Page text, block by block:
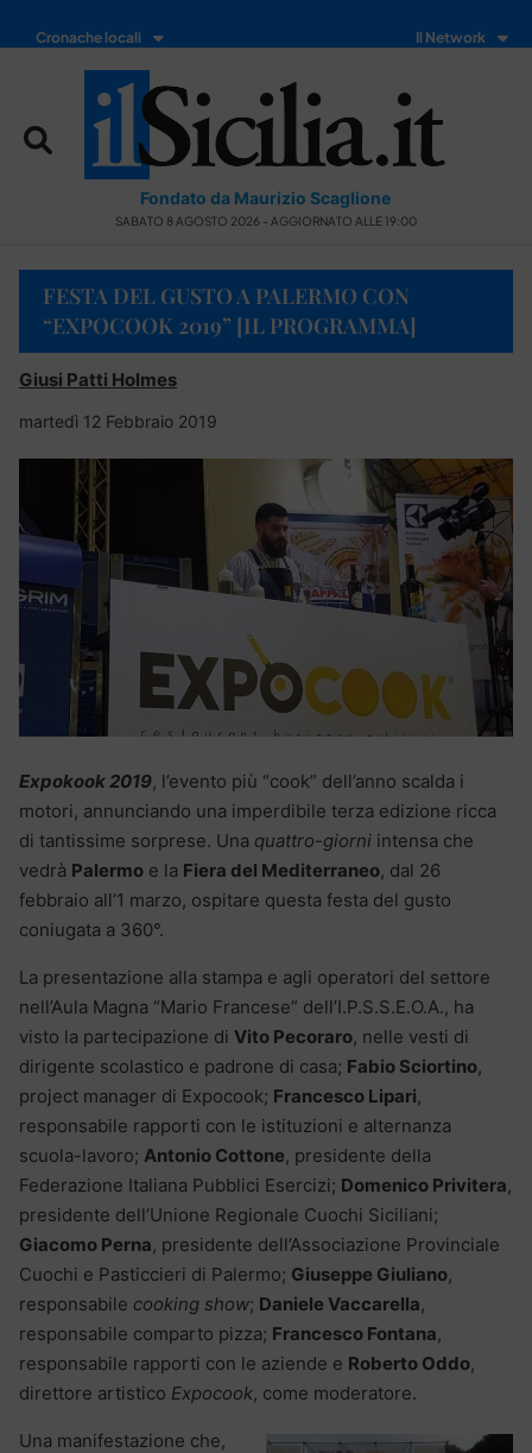
Cronache locali Il Network
Fondato da Maurizio Scaglione
SABATO 8 AGOSTO 2026 - AGGIORNATO ALLE 19:00
FESTA DEL GUSTO A PALERMO CON
“EXPOCOOK 2019” [IL PROGRAMMA]
Giusi Patti Holmes
martedì 12 Febbraio 2019
Expokook 2019, l’evento più “cook” dell’anno scalda i
motori, annunciando una imperdibile terza edizione ricca
di tantissime sorprese. Una quattro-giorni intensa che
vedrà Palermo e la Fiera del Mediterraneo, dal 26
febbraio all’1 marzo, ospitare questa festa del gusto
coniugata a 360°.
La presentazione alla stampa e agli operatori del settore
nell’Aula Magna “Mario Francese” dell’I.P.S.S.E.O.A., ha
visto la partecipazione di Vito Pecoraro, nelle vesti di
dirigente scolastico e padrone di casa; Fabio Sciortino,
project manager di Expocook; Francesco Lipari,
responsabile rapporti con le istituzioni e alternanza
scuola-lavoro; Antonio Cottone, presidente della
Federazione Italiana Pubblici Esercizi; Domenico Privitera,
presidente dell’Unione Regionale Cuochi Siciliani;
Giacomo Perna, presidente dell’Associazione Provinciale
Cuochi e Pasticcieri di Palermo; Giuseppe Giuliano,
responsabile cooking show; Daniele Vaccarella,
responsabile comparto pizza; Francesco Fontana,
responsabile rapporti con le aziende e Roberto Oddo,
direttore artistico Expocook, come moderatore.
Una manifestazione che,